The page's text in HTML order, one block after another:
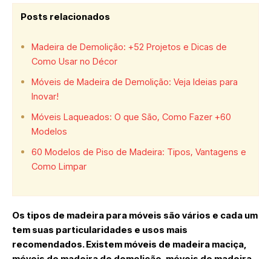
Posts relacionados
Madeira de Demolição: +52 Projetos e Dicas de
Como Usar no Décor
Móveis de Madeira de Demolição: Veja Ideias para
Inovar!
Móveis Laqueados: O que São, Como Fazer +60
Modelos
60 Modelos de Piso de Madeira: Tipos, Vantagens e
Como Limpar
Os tipos de madeira para móveis são vários e cada um
tem suas particularidades e usos mais
recomendados. Existem móveis de madeira maciça,